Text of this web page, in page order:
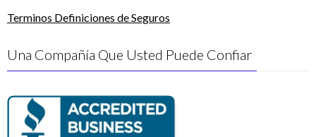
Terminos Definiciones de Seguros
Una Compañía Que Usted Puede Confiar